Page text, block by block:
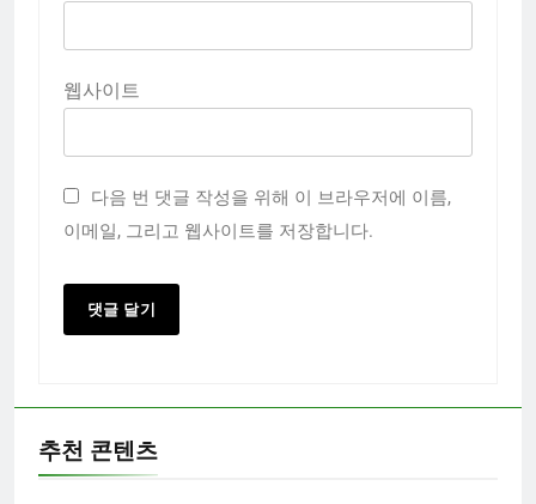
웹사이트
다음 번 댓글 작성을 위해 이 브라우저에 이름,
이메일, 그리고 웹사이트를 저장합니다.
추천 콘텐츠